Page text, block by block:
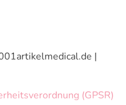
|
(GPSR)